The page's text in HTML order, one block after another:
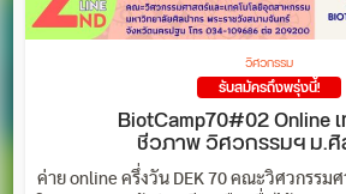
วิศวกรรม
รับสมัครถึงพรุ่งนี้!
BiotCamp70#02 Online
ชีวภาพ วิศวกรรมฯ ม.
ค่าย online ครึ่งวัน DEK 70 คณะวิศวกรรม